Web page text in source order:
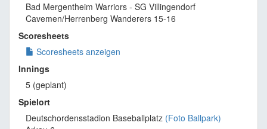
Bad Mergentheim Warriors - SG Villingendorf
Cavemen/Herrenberg Wanderers 15-16
Scoresheets
Scoresheets anzeigen
Innings
5 (geplant)
Spielort
Deutschordensstadion Baseballplatz (Foto Ballpark)